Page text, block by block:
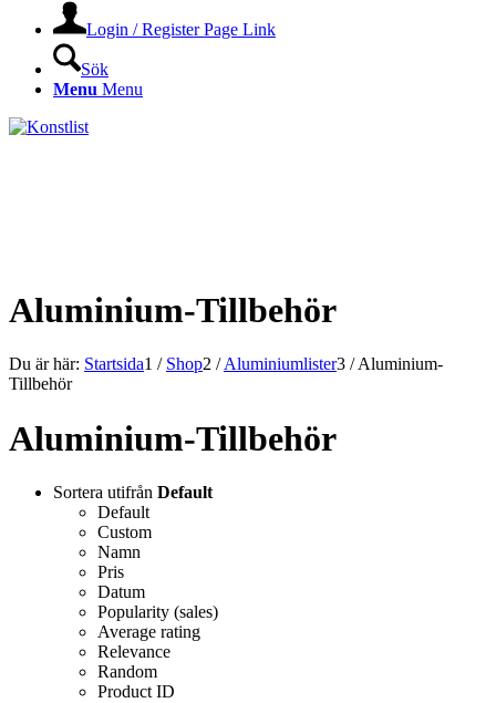
Login / Register Page Link
Sök
Menu Menu
Aluminium-Tillbehör
Du är här: Startsida1 / Shop2 /Aluminiumlister3 /Aluminium-
Tillbehör
Aluminium-Tillbehör
Sortera utifrån Default
Default
Custom
Namn
Pris
Datum
Popularity (sales)
Average rating
Relevance
Random
Product ID